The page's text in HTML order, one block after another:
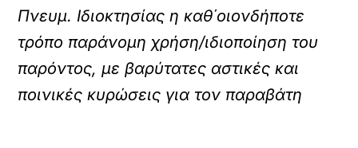
Πνευμ. Ιδιοκτησίας η καθ΄οιονδήποτε
τρόπο παράνομη χρήση/ιδιοποίηση του
παρόντος, με βαρύτατες αστικές και
ποινικές κυρώσεις για τον παραβάτη